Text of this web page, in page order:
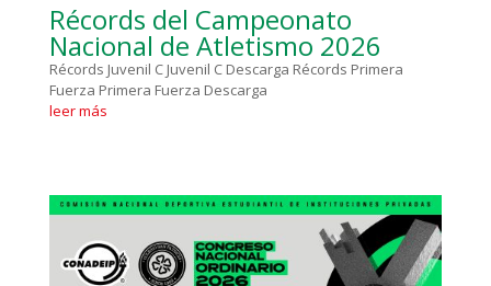
Récords del Campeonato
Nacional de Atletismo 2026
Récords Juvenil C Juvenil C Descarga Récords Primera
Fuerza Primera Fuerza Descarga
leer más